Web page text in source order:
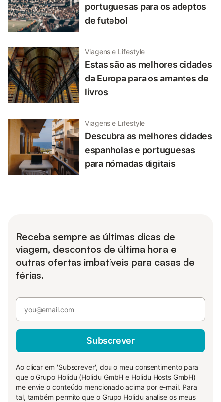
portuguesas para os adeptos
de futebol
Viagens e Lifestyle
Estas são as melhores cidades
da Europa para os amantes de
livros
Viagens e Lifestyle
Descubra as melhores cidades
espanholas e portuguesas
para nómadas digitais
Receba sempre as últimas dicas de
viagem, descontos de última hora e
outras ofertas imbatíveis para casas de
férias.
Subscrever
Ao clicar em 'Subscrever', dou o meu consentimento para
que o Grupo Holidu (Holidu GmbH e Holidu Hosts GmbH)
me envie o conteúdo mencionado acima por e-mail. Para
tal, também permito que o Grupo Holidu analise os meus